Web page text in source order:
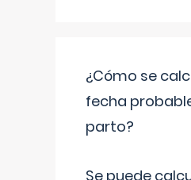
¿Cómo se
fecha
parto?
Se puede